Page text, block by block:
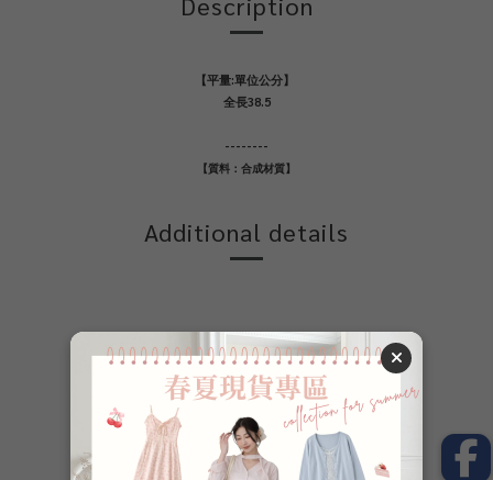
【平量:單位公分】
全長38.5
--------
【質料：合成材質】
Additional details